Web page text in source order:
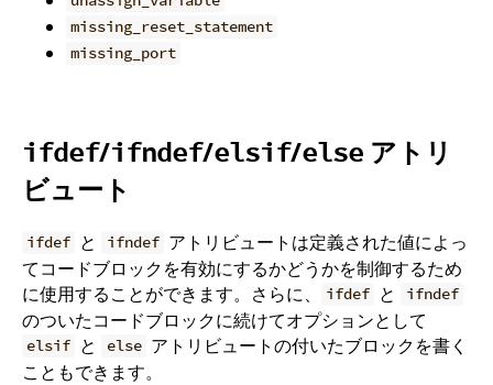
missing_reset_statement
missing_port
ifdef/ifndef/elsif/else アトリ
ビュート
ifdef と ifndef アトリビュートは定義された値によっ
てコードブロックを有効にするかどうかを制御するため
に使用することができます。さらに、
ifdef と ifndef
のついたコードブロックに続けてオプションとして
elsif と else アトリビュートの付いたブロックを書く
こともできます。